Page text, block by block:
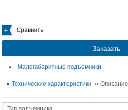
Сравнить
Заказать
Малогабаритные подъемники
Технические характеристики Описание
Тип подъемника